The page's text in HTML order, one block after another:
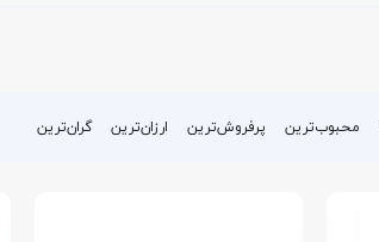
محبوب‌‌ترین پرفروش‌ترین ارزان‌ترین گران‌ترین